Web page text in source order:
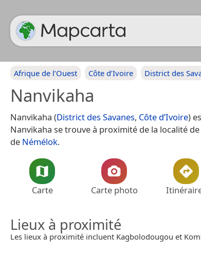
Afrique de l’Ouest Côte d’Ivoire District des
Nanvikaha
Nanvikaha (District des Savanes, Côte d’Ivoire)
Nanvikaha se trouve à proximité de la localité de
de Némélok.
Carte Carte photo
Lieux à proximité
Les lieux à proximité incluent Kagbolodougou et